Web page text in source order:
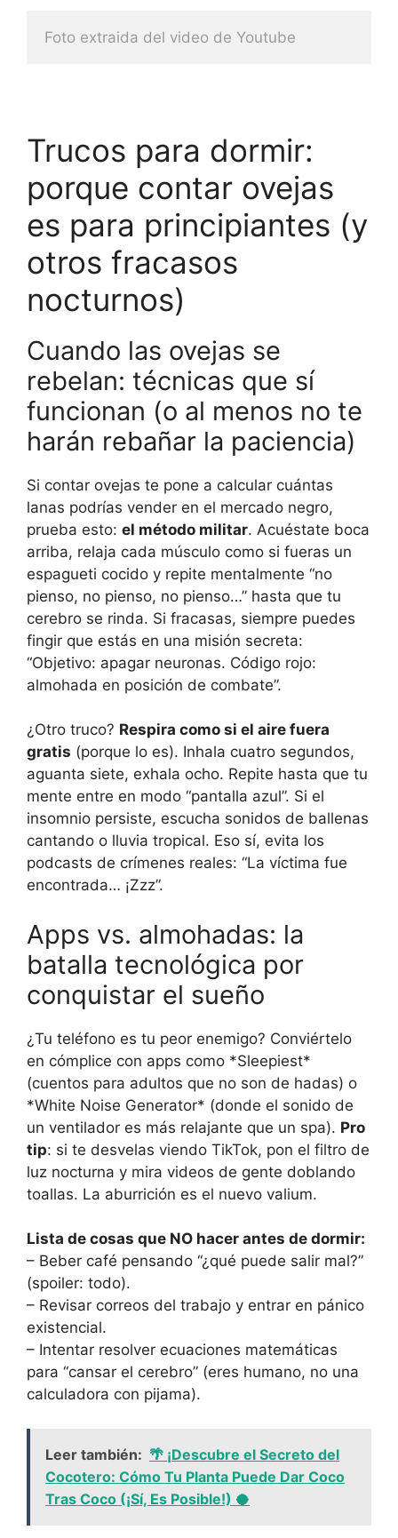
Foto extraida del video de Youtube
Trucos para dormir:
porque contar ovejas
es para principiantes (y
otros fracasos
nocturnos)
Cuando las ovejas se
rebelan: técnicas que sí
funcionan (o al menos no te
harán rebañar la paciencia)
Si contar ovejas te pone a calcular cuántas
lanas podrías vender en el mercado negro,
prueba esto: el método militar. Acuéstate boca
arriba, relaja cada músculo como si fueras un
espagueti cocido y repite mentalmente “no
pienso, no pienso, no pienso…” hasta que tu
cerebro se rinda. Si fracasas, siempre puedes
fingir que estás en una misión secreta:
“Objetivo: apagar neuronas. Código rojo:
almohada en posición de combate”.
¿Otro truco? Respira como si el aire fuera
gratis (porque lo es). Inhala cuatro segundos,
aguanta siete, exhala ocho. Repite hasta que tu
mente entre en modo “pantalla azul”. Si el
insomnio persiste, escucha sonidos de ballenas
cantando o lluvia tropical. Eso sí, evita los
podcasts de crímenes reales: “La víctima fue
encontrada… ¡Zzz”.
Apps vs. almohadas: la
batalla tecnológica por
conquistar el sueño
¿Tu teléfono es tu peor enemigo? Conviértelo
en cómplice con apps como *Sleepiest*
(cuentos para adultos que no son de hadas) o
*White Noise Generator* (donde el sonido de
un ventilador es más relajante que un spa). Pro
tip: si te desvelas viendo TikTok, pon el filtro de
luz nocturna y mira videos de gente doblando
toallas. La aburrición es el nuevo valium.
Lista de cosas que NO hacer antes de dormir:
– Beber café pensando “¿qué puede salir mal?”
(spoiler: todo).
– Revisar correos del trabajo y entrar en pánico
existencial.
– Intentar resolver ecuaciones matemáticas
para “cansar el cerebro” (eres humano, no una
calculadora con pijama).
Leer también: 🌴 ¡Descubre el Secreto del
Cocotero: Cómo Tu Planta Puede Dar Coco
Tras Coco (¡Sí, Es Posible!) 🥥